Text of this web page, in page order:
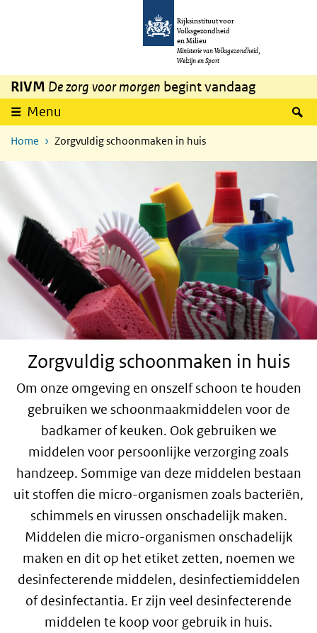
Overslaan en naar de inhoud gaan
Rijksinstituut voor
Volksgezondheid
en Milieu
Ministerie van Volksgezondheid,
Welzijn en Sport
RIVM De zorg voor morgen begint vandaag
Menu
Home Zorgvuldig schoonmaken in huis
Zorgvuldig schoonmaken in huis
Om onze omgeving en onszelf schoon te houden
gebruiken we schoonmaakmiddelen voor de
badkamer of keuken. Ook gebruiken we
middelen voor persoonlijke verzorging zoals
handzeep. Sommige van deze middelen bestaan
uit stoffen die micro-organismen zoals bacteriën,
schimmels en virussen onschadelijk maken.
Middelen die micro-organismen onschadelijk
maken en dit op het etiket zetten, noemen we
desinfecterende middelen, desinfectiemiddelen
of desinfectantia. Er zijn veel desinfecterende
middelen te koop voor gebruik in huis.